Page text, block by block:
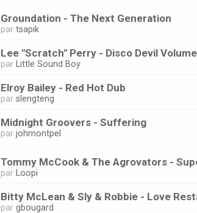
Groundation - The Next Generation
partsapik
Lee "Scratch" Perry - Disco Devil Volume
par Little Sound Boy
Elroy Bailey - Red Hot Dub
parslengteng
Midnight Groovers - Suffering
parjohmontpel
Tommy McCook & The Agrovators -
par Loopi
Bitty McLean & Sly & Robbie - Love
pargbougard